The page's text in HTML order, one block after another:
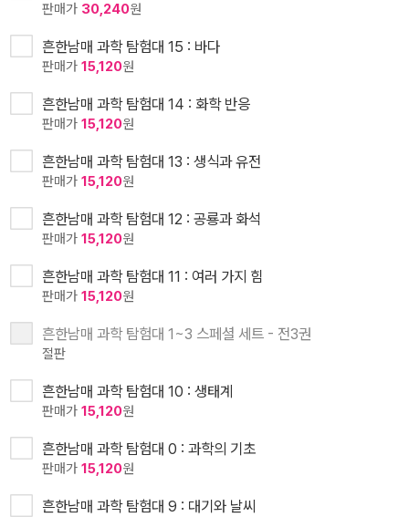
판매가 30,240원
흔한남매 과학 탐험대 15 : 바다
판매가 15,120원
흔한남매 과학 탐험대 14 : 화학 반응
판매가 15,120원
흔한남매 과학 탐험대 13 : 생식과 유전
판매가 15,120원
흔한남매 과학 탐험대 12 : 공룡과 화석
판매가 15,120원
흔한남매 과학 탐험대 11 : 여러 가지 힘
판매가 15,120원
흔한남매 과학 탐험대 1~3 스페셜 세트 - 전3권
절판
흔한남매 과학 탐험대 10 : 생태계
판매가 15,120원
흔한남매 과학 탐험대 0 : 과학의 기초
판매가 15,120원
흔한남매 과학 탐험대 9 : 대기와 날씨